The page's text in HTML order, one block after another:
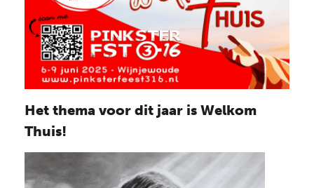
Het thema voor dit jaar is Welkom
Thuis!